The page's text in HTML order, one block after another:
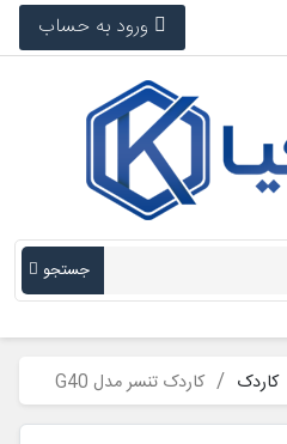
ورود به حساب
جستجو
کاردک کاردک تنسر مدل G40